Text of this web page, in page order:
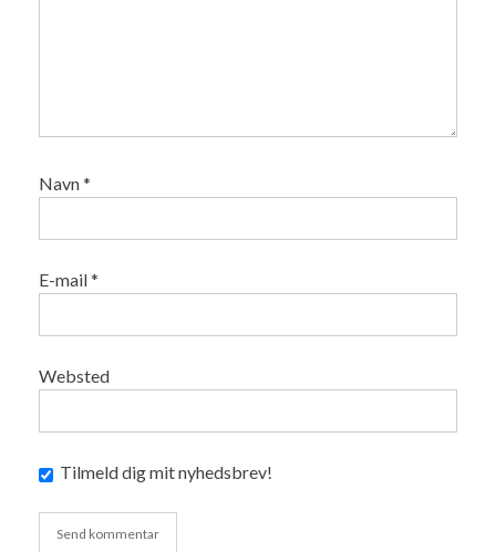
Navn*
E-mail*
Websted
Tilmeld dig mit nyhedsbrev!